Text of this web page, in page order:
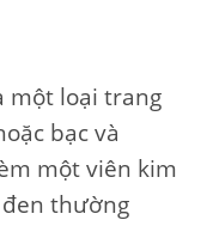
một loại trang
bạc và
một viên kim
thường